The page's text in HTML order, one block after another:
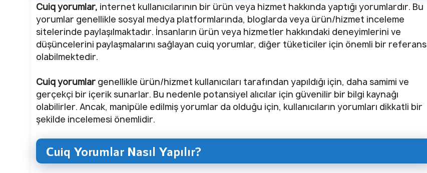
Cuiq yorumlar, internet kullanıcılarının bir ürün veya hizmet hakkında yaptığı yorumlardır. Bu
yorumlar genellikle sosyal medya platformlarında, bloglarda veya ürün/hizmet inceleme
sitelerinde paylaşılmaktadır. İnsanların ürün veya hizmetler hakkındaki deneyimlerini ve
düşüncelerini paylaşmalarını sağlayan cuiq yorumlar, diğer tüketiciler için önemli bir referans
olabilmektedir.
Cuiq yorumlar genellikle ürün/hizmet kullanıcıları tarafından yapıldığı için, daha samimi ve
gerçekçi bir içerik sunarlar. Bu nedenle potansiyel alıcılar için güvenilir bir bilgi kaynağı
olabilirler. Ancak, manipüle edilmiş yorumlar da olduğu için, kullanıcıların yorumları dikkatli bir
şekilde incelemesi önemlidir.
Cuiq Yorumlar Nasıl Yapılır?